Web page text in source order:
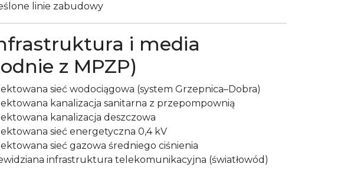
linie zabudowy
i media
z MPZP)
sieć wodociągowa (system Grzepnica–Dobra)
kanalizacja sanitarna z przepompownią
kanalizacja deszczowa
sieć energetyczna 0,4 kV
sieć gazowa średniego ciśnienia
infrastruktura telekomunikacyjna (światłowód)